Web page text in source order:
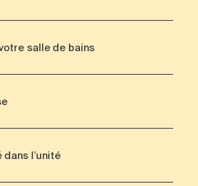
salle de bains
dans l’unité